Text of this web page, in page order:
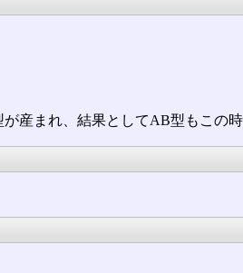
産まれ、結果としてAB型もこの